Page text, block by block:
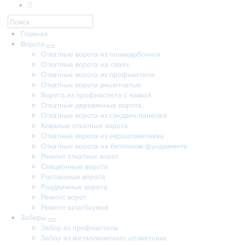
Главная
Ворота
Откатные ворота из поликарбоната
Откатные ворота на сваях
Откатные ворота из профнастила
Откатные ворота решетчатые
Ворота из профнастила с ковкой
Откатные деревянные ворота
Откатные ворота из сэндвич-панелей
Кованые откатные ворота
Откатные ворота из евроштакетника
Откатные ворота на бетонном фундаменте
Ремонт откатных ворот
Секционные ворота
Распашные ворота
Раздвижные ворота
Ремонт ворот
Ремонт шлагбаумов
Заборы
Забор из профнастила
Забор из металлического штакетника